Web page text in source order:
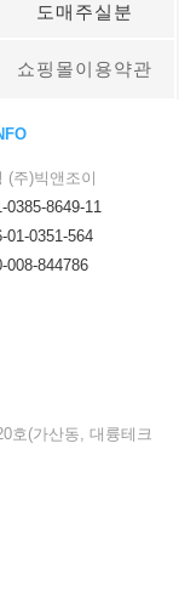
도매주실분
쇼핑몰이용약관
(주)빅앤조이
0385-8649-11
01-0351-564
008-844786
호(가산동, 대륭테크